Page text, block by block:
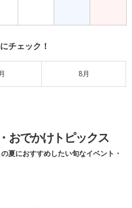
チェック！
8月
おでかけトピックス
夏におすすめしたい旬なイベント・